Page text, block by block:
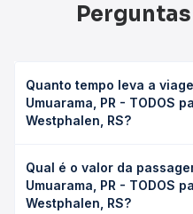
Quanto tempo leva a
Umuarama, PR - TODOS
Westphalen, RS?
Frederico Westphalen, RS
podendo variar conforme a
(convencional, executivo
Qual é o valor da
Umuarama, PR - TODOS
Westphalen, RS?